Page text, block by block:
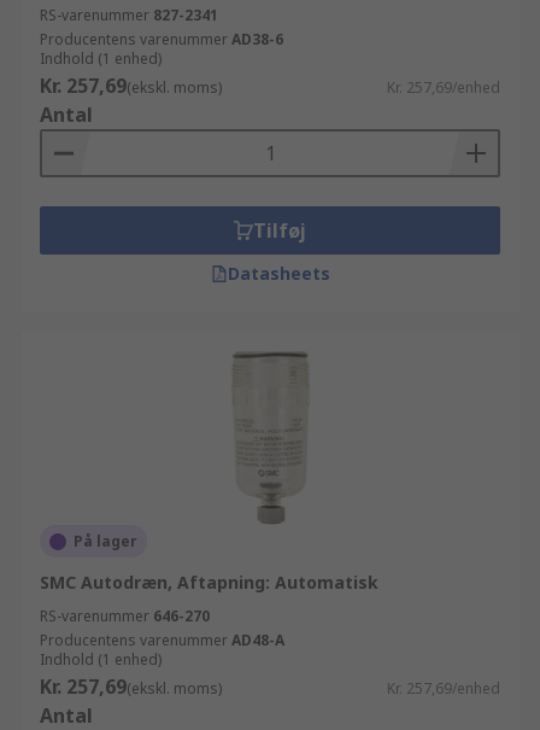
RS-varenummer 827-2341
Producentens varenummerAD38-6
Indhold (1 enhed)
Kr. 257,69(ekskl. moms) Kr. 257,69/enhed
Antal
Tilføj
Datasheets
På lager
SMC Autodræn, Aftapning: Automatisk
RS-varenummer 646-270
Producentens varenummerAD48-A
Indhold (1 enhed)
Kr. 257,69(ekskl. moms) Kr. 257,69/enhed
Antal